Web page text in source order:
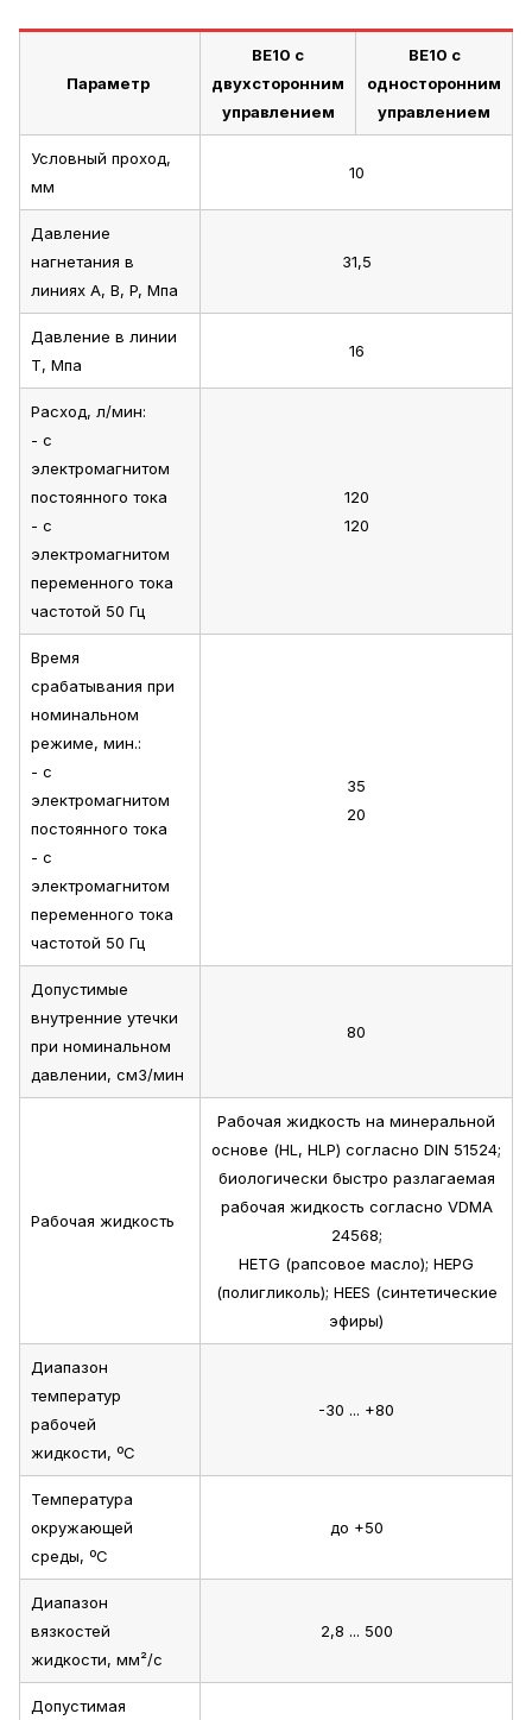
Параметр
ВЕ10 с
двухсторонним
управлением
ВЕ10 с
односторонним
управлением
Условный проход,
мм
10
Давление
нагнетания в
линиях A, B, P, Мпа
31,5
Давление в линии
T, Мпа
16
Расход, л/мин:
- с
электромагнитом
постоянного тока
- с
электромагнитом
переменного тока
частотой 50 Гц
120
120
Время
срабатывания при
номинальном
режиме, мин.:
- с
электромагнитом
постоянного тока
- с
электромагнитом
переменного тока
частотой 50 Гц
35
20
Допустимые
внутренние утечки
при номинальном
давлении, см3/мин
80
Рабочая жидкость
Рабочая жидкость на минеральной
основе (HL, HLP) согласно DIN 51524;
биологически быстро разлагаемая
рабочая жидкость согласно VDMA
24568;
HETG (рапсовое масло); HEPG
(полигликоль); HEES (синтетические
эфиры)
Диапазон
температур
рабочей
жидкости, ºС
-30 ... +80
Температура
окружающей
среды, ºС
до +50
Диапазон
вязкостей
жидкости, мм²/с
2,8 ... 500
Допустимая